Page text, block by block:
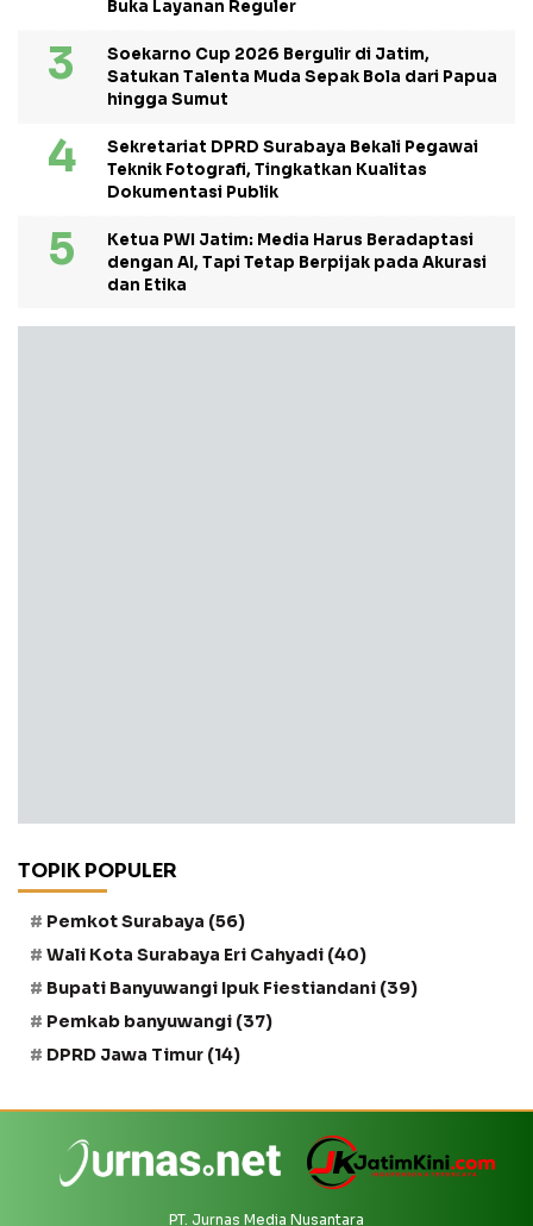
Buka Layanan Reguler
Soekarno Cup 2026 Bergulir di Jatim,
Satukan Talenta Muda Sepak Bola dari Papua
hingga Sumut
Sekretariat DPRD Surabaya Bekali Pegawai
Teknik Fotografi, Tingkatkan Kualitas
Dokumentasi Publik
Ketua PWI Jatim: Media Harus Beradaptasi
dengan AI, Tapi Tetap Berpijak pada Akurasi
dan Etika
TOPIK POPULER
Pemkot Surabaya (56)
Wali Kota Surabaya Eri Cahyadi (40)
Bupati Banyuwangi Ipuk Fiestiandani (39)
Pemkab banyuwangi (37)
DPRD Jawa Timur (14)
PT. Jurnas Media Nusantara